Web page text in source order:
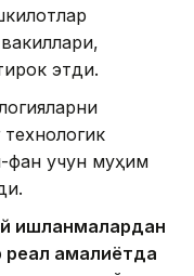
этди.
учун муҳим
ишланмалардан
реал амалиётда